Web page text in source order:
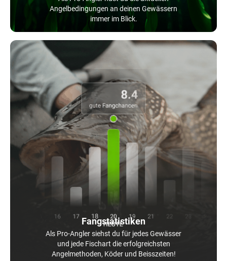
Angelbedingungen an deinen Gewässern
immer im Blick.
Fangstatistiken
Als Pro-Angler siehst du für jedes Gewässer
und jede Fischart die erfolgreichsten
Angelmethoden, Köder und Beisszeiten!